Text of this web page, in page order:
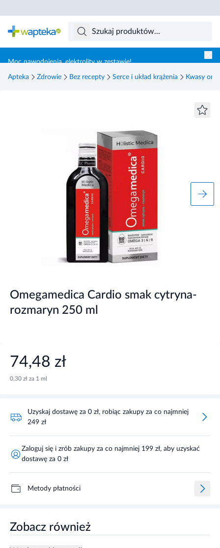
Moc nawodnienia, elektrolity w zestawie!
Apteka Zdrowie Bez recepty Serce i układ krążenia Kwasy
Omegamedica Cardio smak cytryna-
rozmaryn 250 ml
74,48 zł
0,30 zł za 1 ml
Uzyskaj dostawę za 0 zł, robiąc zakupy za co najmniej
249 zł
Zaloguj się i zrób zakupy za co najmniej 199 zł, aby uzyskać
dostawę za 0 zł
Metody płatności
Zobacz również